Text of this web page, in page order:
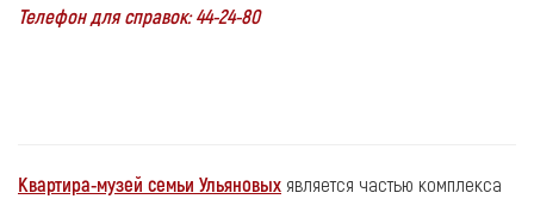
Телефон для справок: 44-24-80
Квартира-музей семьи Ульяновых является частью комплекса